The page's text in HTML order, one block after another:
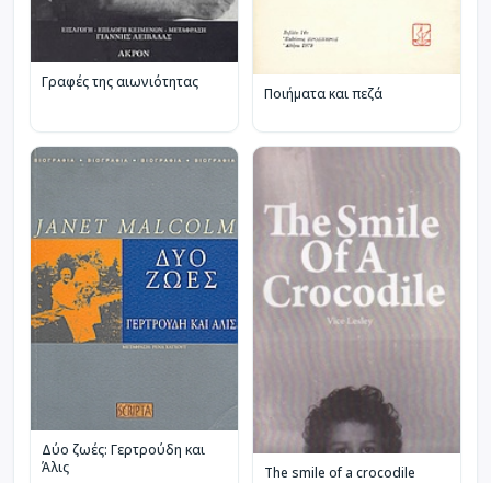
Γραφές της αιωνιότητας
Ποιήματα και πεζά
Δύο ζωές: Γερτρούδη και
Άλις
The smile of a crocodile